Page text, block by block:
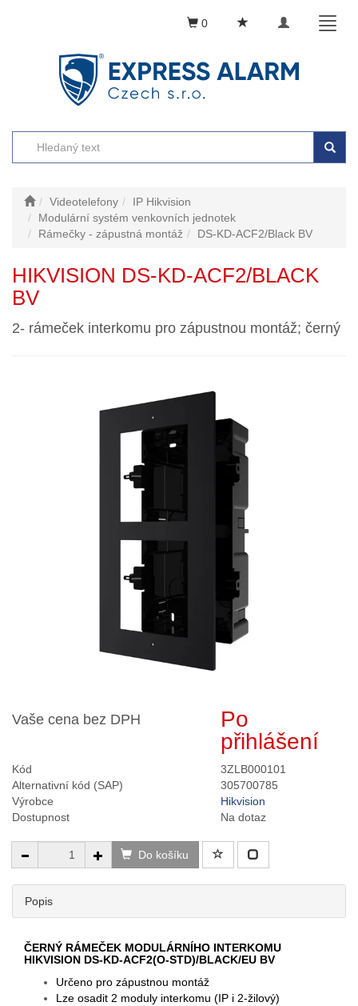
Toggle
0
Videotelefony
IP Hikvision
Modulární systém venkovních jednotek
Rámečky - zápustná montáž
DS-KD-ACF2/Black BV
HIKVISION DS-KD-ACF2/BLACK
BV
2- rámeček interkomu pro zápustnou montáž; černý
Vaše cena bez DPH
Po
přihlášení
Kód
3ZLB000101
Alternativní kód (SAP)
305700785
Výrobce
Hikvision
Dostupnost
Na dotaz
Do košíku
Popis
ČERNÝ RÁMEČEK MODULÁRNÍHO INTERKOMU
HIKVISION DS-KD-ACF2(O-STD)/BLACK/EU BV
Určeno pro zápustnou montáž
Lze osadit 2 moduly interkomu (IP i 2-žilový)